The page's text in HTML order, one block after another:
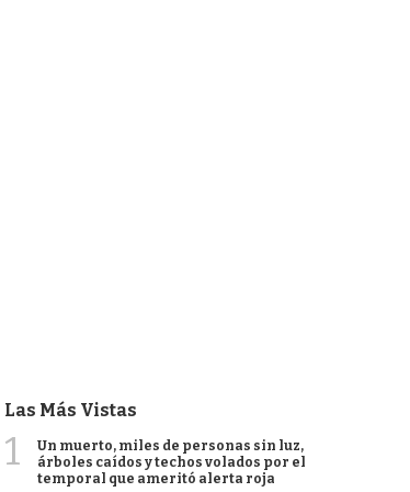
Las Más Vistas
1
Un muerto, miles de personas sin luz,
árboles caídos y techos volados por el
temporal que ameritó alerta roja